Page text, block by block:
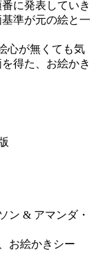
に発表していき
準が元の絵と一
心が無くても気
得た、お絵かき
ン & アマンダ・
お絵かきシー